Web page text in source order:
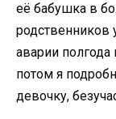
её бабушка в
родственников
аварии
потом я
девочку,